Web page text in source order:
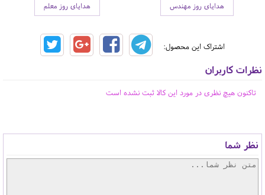
هدایای روز مهندس هدایای روز معلم
اشتراک این محصول:
نظرات کاربران
تاکنون هیچ نظری در مورد این کالا ثبت نشده است
نظر شما